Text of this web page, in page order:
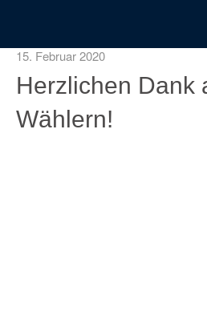
15. Februar 2020
Herzlichen Dank
Wählern!